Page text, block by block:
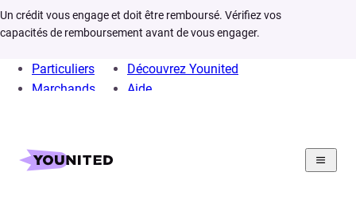
Un crédit vous engage et doit être remboursé. Vérifiez vos
capacités de remboursement avant de vous engager.
Particuliers
Marchands
Découvrez Younited
Aide
Home